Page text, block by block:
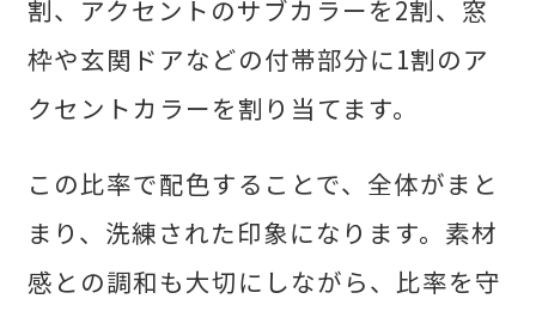
割、アクセントのサブカラーを2割、窓
枠や玄関ドアなどの付帯部分に1割のア
クセントカラーを割り当てます。
この比率で配色することで、全体がまと
まり、洗練された印象になります。素材
感との調和も大切にしながら、比率を守